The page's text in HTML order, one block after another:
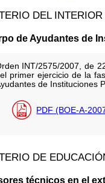
DEL INTERIOR
de Ayudantes de
INT/2575/2007, de
primer ejercicio de la
de Instituciones
PDF (BOE-A-
DE
técnicos en el